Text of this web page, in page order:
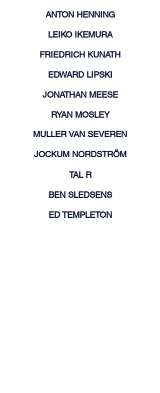
ANTON HENNING
LEIKO IKEMURA
FRIEDRICH KUNATH
EDWARD LIPSKI
JONATHAN MEESE
RYAN MOSLEY
MULLER VAN SEVEREN
JOCKUM NORDSTRÖM
TAL R
BEN SLEDSENS
ED TEMPLETON